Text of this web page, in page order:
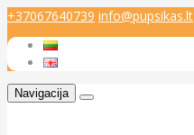
+37067640739 info@pupsikas.lt
Navigacija